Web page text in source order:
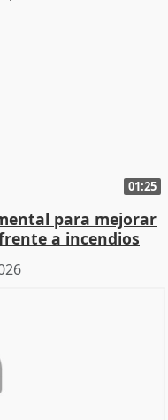
01:25
para mejorar
a incendios